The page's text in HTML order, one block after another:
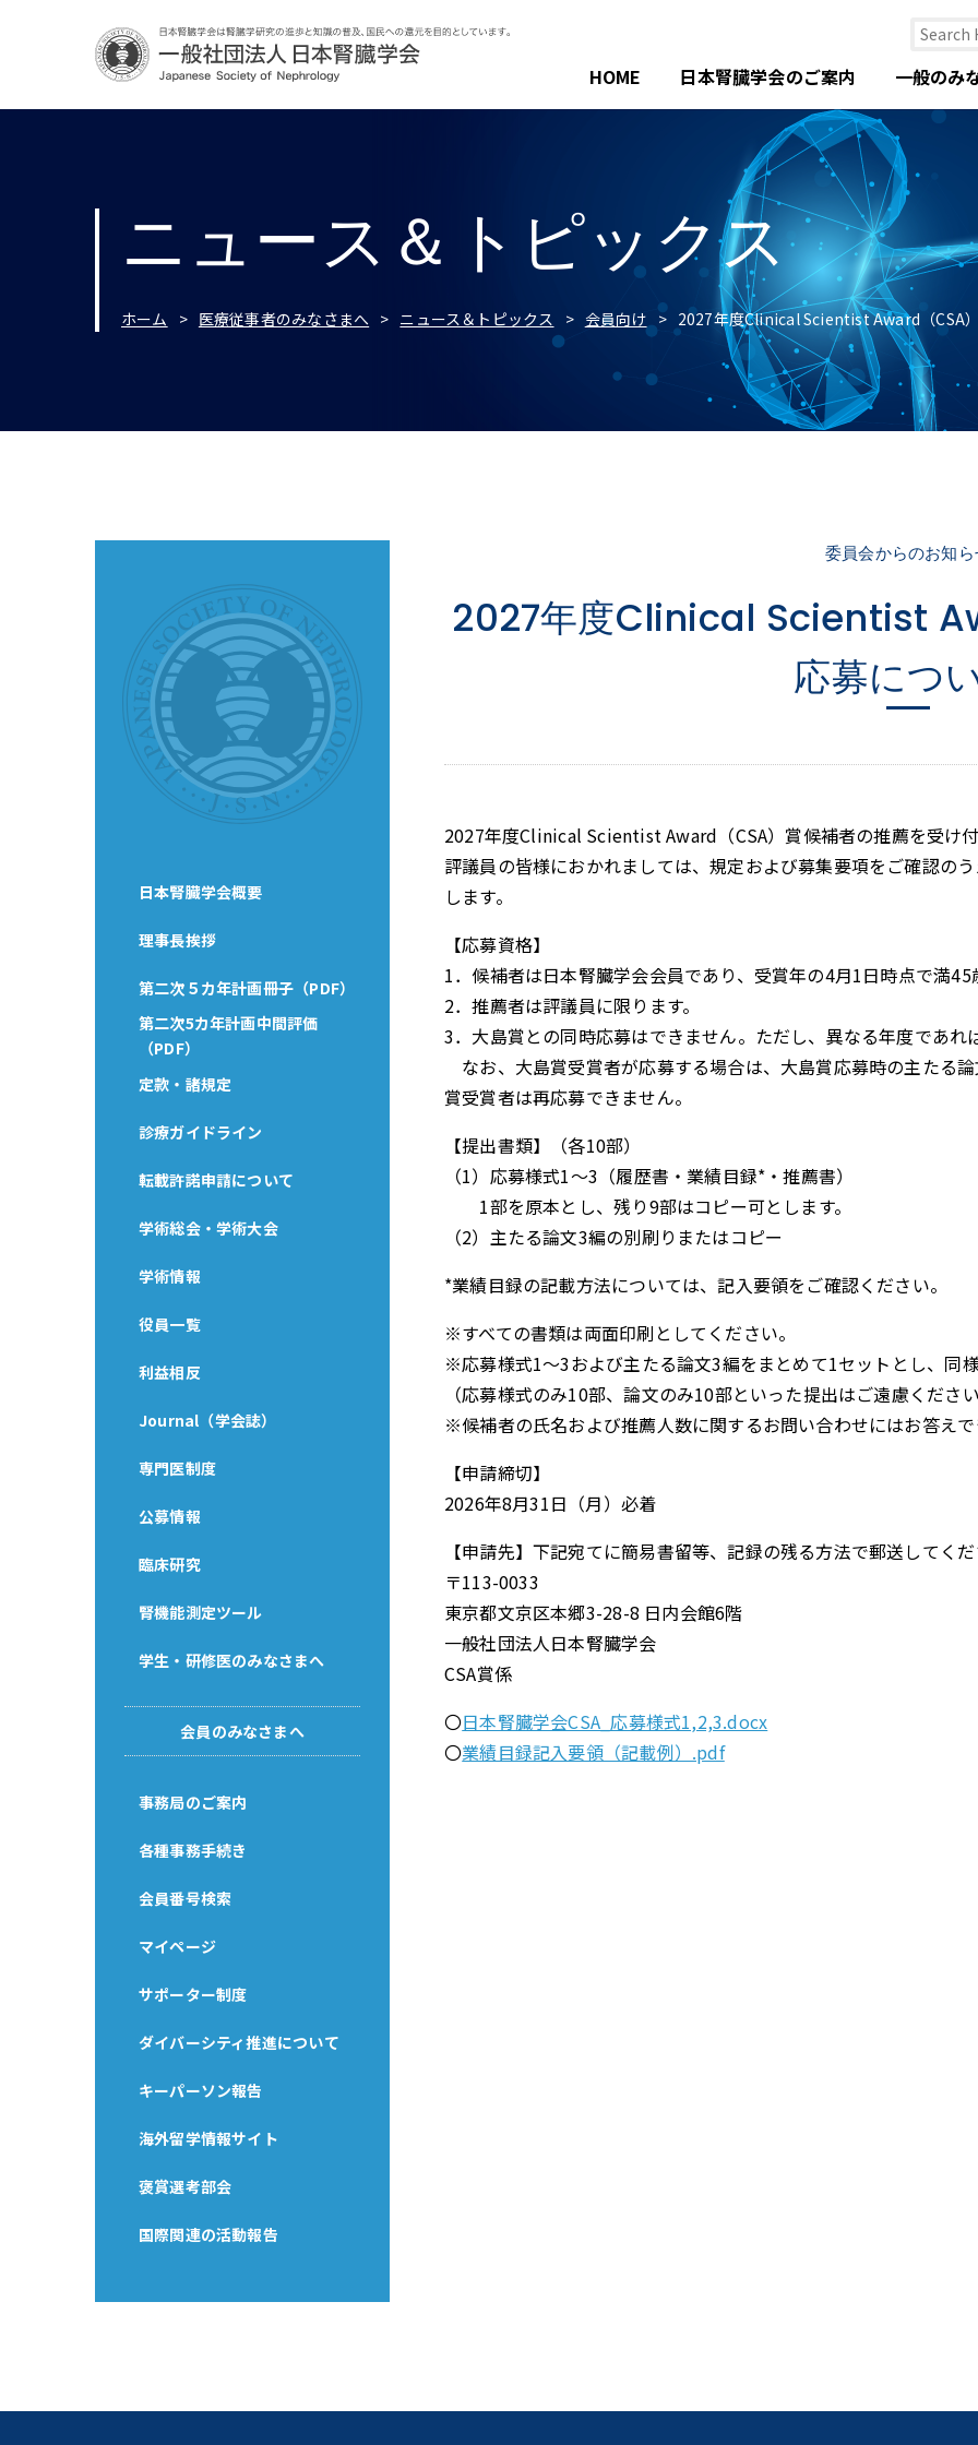
HOME 日本腎臓学会のご案内 一般のみ
ニュース＆トピックス
ホーム 医療従事者のみなさまへ ニュース＆トピックス 会員向け 2027年度Clinical Scientist Award（CSA
日本腎臓学会概要
理事長挨拶
第二次５カ年計画冊子（PDF）
第二次5カ年計画中間評価
（PDF）
定款・諸規定
診療ガイドライン
転載許諾申請について
学術総会・学術大会
学術情報
役員一覧
利益相反
Journal（学会誌）
専門医制度
公募情報
臨床研究
腎機能測定ツール
学生・研修医のみなさまへ
会員のみなさまへ
事務局のご案内
各種事務手続き
会員番号検索
マイページ
サポーター制度
ダイバーシティ推進について
キーパーソン報告
海外留学情報サイト
褒賞選考部会
国際関連の活動報告
委員会からのお知
2027年度Clinical Scientist
応募につ
2027年度Clinical Scientist Award（CSA）賞候補者の推薦を受け
評議員の皆様におかれましては、規定および募集要項をご確認の
します。
【応募資格】
1．候補者は日本腎臓学会会員であり、受賞年の4月1日時点で満
2．推薦者は評議員に限ります。
3．大島賞との同時応募はできません。ただし、異なる年度であ
なお、大島賞受賞者が応募する場合は、大島賞応募時の主たる
賞受賞者は再応募できません。
【提出書類】（各10部）
（1）応募様式1～3（履歴書・業績目録*・推薦書）
1部を原本とし、残り9部はコピー可とします。
（2）主たる論文3編の別刷りまたはコピー
*業績目録の記載方法については、記入要領をご確認ください。
※すべての書類は両面印刷としてください。
※応募様式1～3および主たる論文3編をまとめて1セットとし、同
（応募様式のみ10部、論文のみ10部といった提出はご遠慮くださ
※候補者の氏名および推薦人数に関するお問い合わせにはお答え
【申請締切】
2026年8月31日（月）必着
【申請先】下記宛てに簡易書留等、記録の残る方法で郵送してく
〒113-0033
東京都文京区本郷3-28-8 日内会館6階
一般社団法人日本腎臓学会
CSA賞係
〇日本腎臓学会CSA_応募様式1,2,3.docx
〇業績目録記入要領（記載例）.pdf